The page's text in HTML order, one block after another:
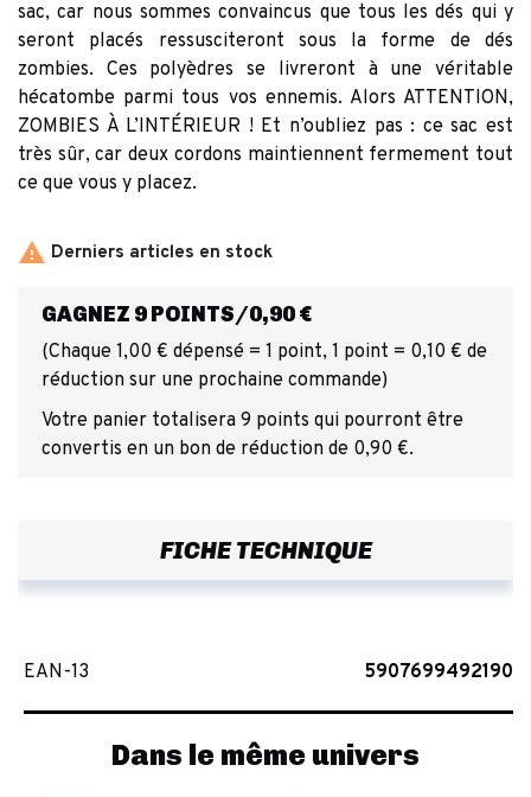
sac, car nous sommes convaincus que tous les dés qui y
seront placés ressusciteront sous la forme de dés
zombies. Ces polyèdres se livreront à une véritable
hécatombe parmi tous vos ennemis. Alors ATTENTION,
ZOMBIES À L’INTÉRIEUR ! Et n’oubliez pas : ce sac est
très sûr, car deux cordons maintiennent fermement tout
ce que vous y placez.
 Derniers articles en stock
GAGNEZ 9 POINTS/0,90 €
(Chaque 1,00 € dépensé = 1 point, 1 point = 0,10 € de
réduction sur une prochaine commande)
Votre panier totalisera 9 points qui pourront être
convertis en un bon de réduction de 0,90 €.
FICHE TECHNIQUE
EAN-13 5907699492190
Dans le même univers